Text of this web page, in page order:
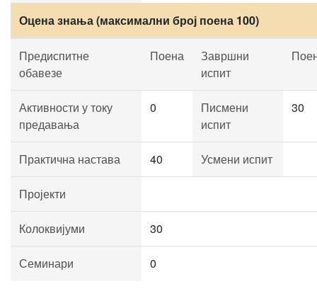
Оцена знања (максимални број поена 100)
Предиспитне
обавезе
Поена
Завршни
испит
Активности у току
предавања
0
Писмени
испит
30
Практична настава 40 Усмени испит
Пројекти
Колоквијуми 30
Семинари 0